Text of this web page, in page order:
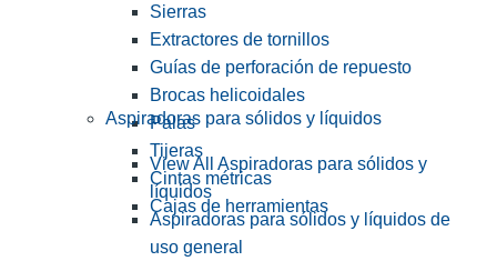
Sierras
Extractores de tornillos
Guías de perforación de repuesto
Brocas helicoidales
Palas
Tijeras
Cintas métricas
Cajas de herramientas
Aspiradoras para sólidos y líquidos
View All Aspiradoras para sólidos y
líquidos
Aspiradoras para sólidos y líquidos de
uso general